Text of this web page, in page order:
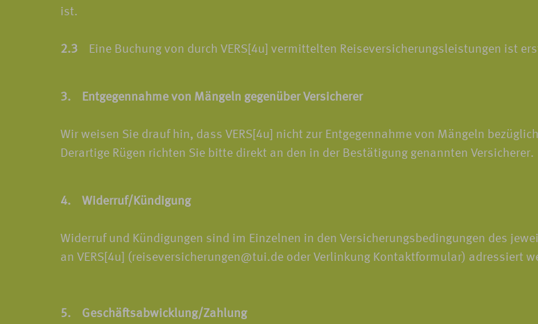
ist.
2.3 Eine Buchung von durch VERS[4u] vermittelten Reiseversicherungsleistungen ist
3. Entgegennahme von Mängeln gegenüber Versicherer
Wir weisen Sie drauf hin, dass VERS[4u] nicht zur Entgegennahme von Mängeln
Derartige Rügen richten Sie bitte direkt an den in der Bestätigung genannten Versicherer.
4. Widerruf/Kündigung
Widerruf und Kündigungen sind im Einzelnen in den Versicherungsbedingungen des
an VERS[4u] (reiseversicherungen@tui.de oder Verlinkung Kontaktformular) adressiert
5. Geschäftsabwicklung/Zahlung